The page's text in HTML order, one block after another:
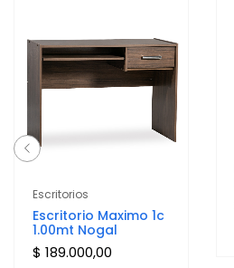
Escritorios
Escritorio Maximo 1c
1.00mt Nogal
$ 189.000,00